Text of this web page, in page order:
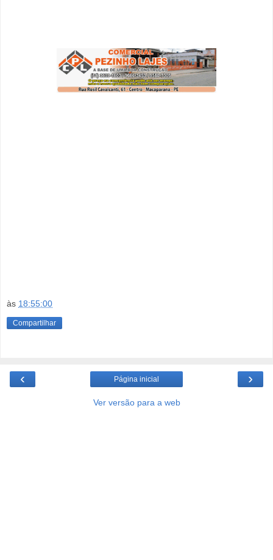
às 18:55:00
Compartilhar
‹ ›
Página inicial
Ver versão para a web